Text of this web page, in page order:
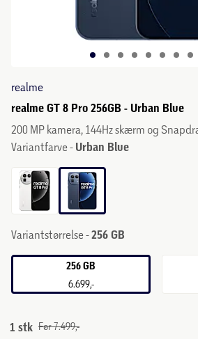
realme
realme GT 8 Pro 256GB - Urban Blue
200 MP kamera, 144Hz skærm og
Variantfarve - Urban Blue
Variantstørrelse -256 GB
256 GB
6.699,-
1 stk Før 7.499,-